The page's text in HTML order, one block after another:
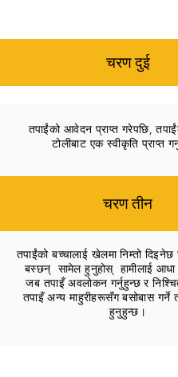
चरण दुई
तपाईंको आवेदन प्राप्त गरेपछि,
टोलीबाट एक स्वीकृति प्राप्त
चरण तीन
तपाईंको बच्चालाई खेलमा निम्तो
बस्छन् सामेल हुनुहोस् हामीलाई आधा
जब तपाइँ अवलोकन गर्नुहुन्छ र
तपाइँ अन्य माहुरीहरूसँग बसोबास गर्ने
हुनुहुन्छ।